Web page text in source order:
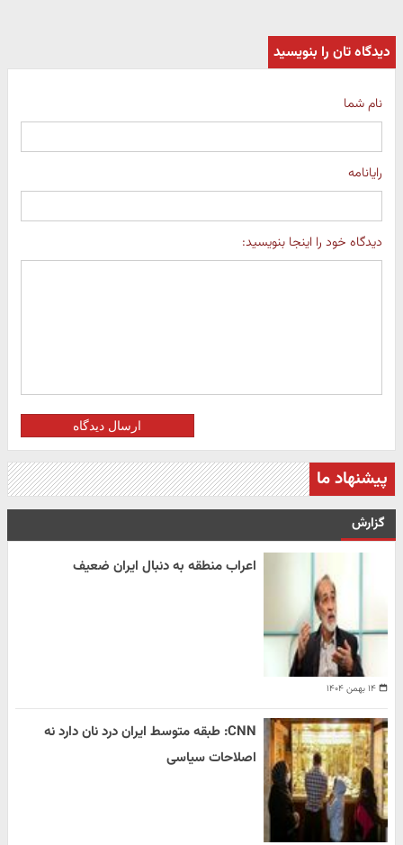
دیدگاه تان را بنویسید
نام شما
رایانامه
دیدگاه خود را اینجا بنویسید:
ارسال دیدگاه
پیشنهاد ما
گزارش
۱۴ بهمن ۱۴۰۴
اعراب منطقه به دنبال ایران ضعیف
CNN: طبقه متوسط ایران درد نان دارد نه
اصلاحات سیاسی